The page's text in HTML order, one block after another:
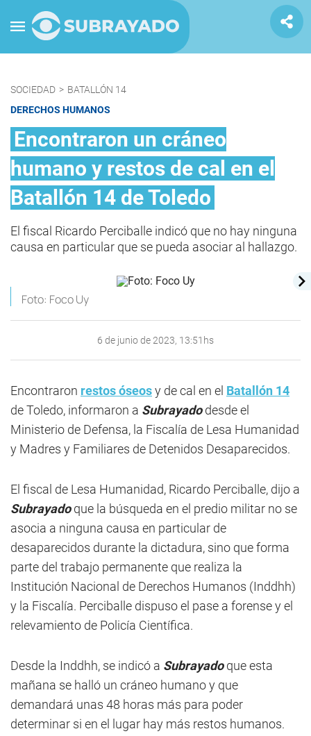
SOCIEDAD > BATALLÓN 14
DERECHOS HUMANOS
Encontraron un cráneo
humano y restos de cal en el
Batallón 14 de Toledo
El fiscal Ricardo Perciballe indicó que no hay ninguna
causa en particular que se pueda asociar al hallazgo.
Foto: Foco Uy
6 de junio de 2023, 13:51hs
Encontraron restos óseosy de cal en el Batallón 14
de Toledo, informaron a Subrayadodesde el
Ministerio de Defensa, la Fiscalía de Lesa Humanidad
y Madres y Familiares de Detenidos Desaparecidos.
El fiscal de Lesa Humanidad, Ricardo Perciballe, dijo a
Subrayadoque la búsqueda en el predio militar no se
asocia a ninguna causa en particular de
desaparecidos durante la dictadura, sino que forma
parte del trabajo permanente que realiza la
Institución Nacional de Derechos Humanos (Inddhh)
y la Fiscalía. Perciballe dispuso el pase a forense y el
relevamiento de Policía Científica.
Desde la Inddhh, se indicó a Subrayadoque esta
mañana se halló un cráneo humano y que
demandará unas 48 horas más para poder
determinar si en el lugar hay más restos humanos.